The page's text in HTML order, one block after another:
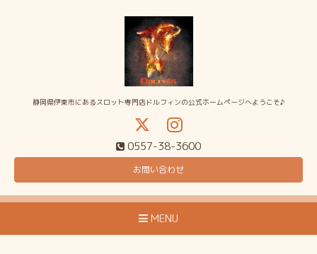
静岡県伊東市にあるスロット専門店ドルフィンの公式ホームページへようこそ♪
0557-38-3600
お問い合わせ
MENU